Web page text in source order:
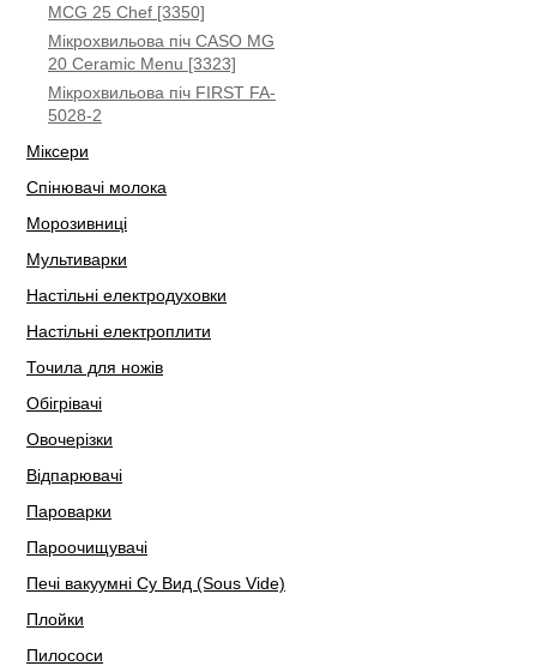
MCG 25 Chef [3350]
Мікрохвильова піч CASO MG
20 Ceramic Menu [3323]
Мікрохвильова піч FIRST FA-
5028-2
Міксери
Спінювачі молока
Морозивниці
Мультиварки
Настільні електродуховки
Настільні електроплити
Точила для ножів
Обігрівачі
Овочерізки
Відпарювачі
Пароварки
Пароочищувачі
Печі вакуумні Су Вид (Sous Vide)
Плойки
Пилососи